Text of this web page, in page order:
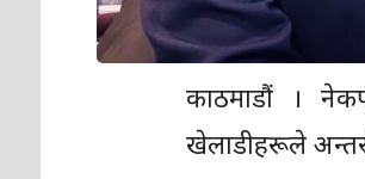
काठमाडौं ।
खेलाडीहरूले